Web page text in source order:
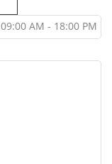
09:00 AM - 18:00 PM